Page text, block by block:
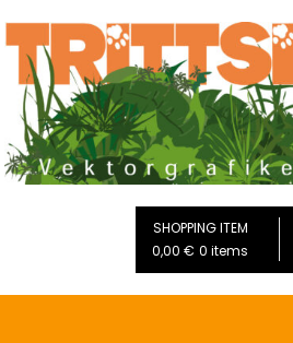
to
content
Trittsiegel.de
SHOPPING ITEM
0,00 € 0 items